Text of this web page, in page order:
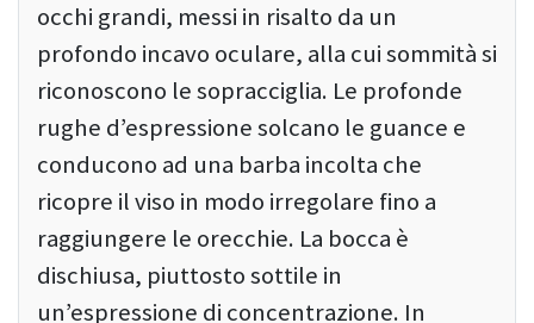
occhi grandi, messi in risalto da un
profondo incavo oculare, alla cui sommità si
riconoscono le sopracciglia. Le profonde
rughe d’espressione solcano le guance e
conducono ad una barba incolta che
ricopre il viso in modo irregolare fino a
raggiungere le orecchie. La bocca è
dischiusa, piuttosto sottile in
un’espressione di concentrazione. In